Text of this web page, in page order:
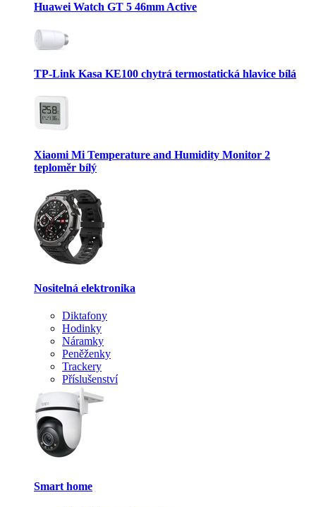
Huawei Watch GT 5 46mm Active
TP-Link Kasa KE100 chytrá termostatická hlavice bílá
Xiaomi Mi Temperature and Humidity Monitor 2
teploměr bílý
Nositelná elektronika
Diktafony
Hodinky
Náramky
Peněženky
Trackery
Příslušenství
Smart home